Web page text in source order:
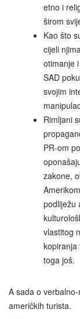
etno i
širom
Kao što
cijeli
otimanje
SAD
svojim
Rimljani
PR-om
zakone,
podliježu
vlastitog
kopiranja
toga još.
A sada o
američkih turista.